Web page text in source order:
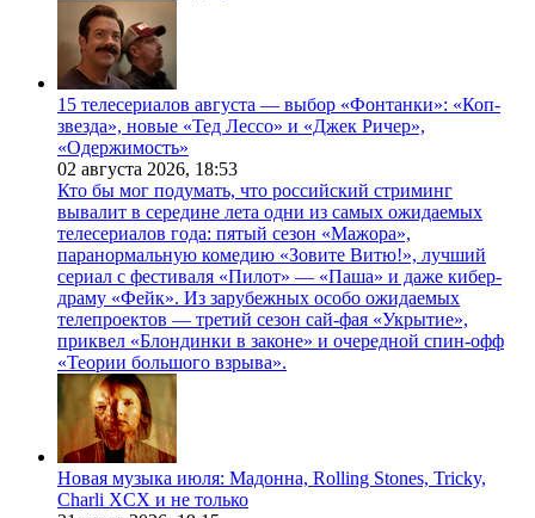
15 телесериалов августа — выбор «Фонтанки»: «Коп-
звезда», новые «Тед Лессо» и «Джек Ричер»,
«Одержимость»
02 августа 2026, 18:53
Кто бы мог подумать, что российский стриминг
вывалит в середине лета одни из самых ожидаемых
телесериалов года: пятый сезон «Мажора»,
паранормальную комедию «Зовите Витю!», лучший
сериал с фестиваля «Пилот» — «Паша» и даже кибер-
драму «Фейк». Из зарубежных особо ожидаемых
телепроектов — третий сезон сай-фая «Укрытие»,
приквел «Блондинки в законе» и очередной спин-офф
«Теории большого взрыва».
Новая музыка июля: Мадонна, Rolling Stones, Tricky,
Charli XCX и не только